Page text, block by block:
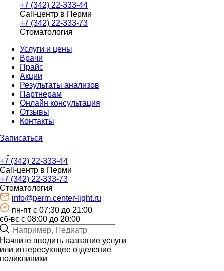
+7 (342) 22-333-44
Call-центр в Перми
+7 (342) 22-333-73
Стоматология
Услуги и цены
Врачи
Прайс
Акции
Результаты анализов
Партнерам
Онлайн консультация
Отзывы
Контакты
Записаться
+7 (342) 22-333-44
Call-центр в Перми
+7 (342) 22-333-73
Стоматология
info@perm.center-light.ru
пн-пт c 07:30 до 21:00
сб-вс с 08:00 до 20:00
Начните вводить название услуги
или интересующее отделение
поликлиники